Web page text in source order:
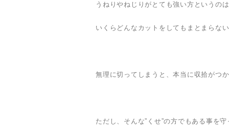
うねりやねじりがとても強い方というのは
いくらどんなカットをしてもまとまらない
無理に切ってしまうと、本当に収拾がつ
ただし、そんな”くせ”の方でもある事を